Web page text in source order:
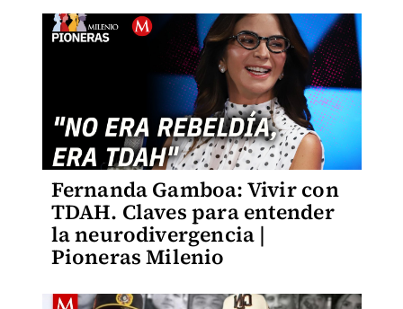
Fernanda Gamboa: Vivir con
TDAH. Claves para entender
la neurodivergencia |
Pioneras Milenio